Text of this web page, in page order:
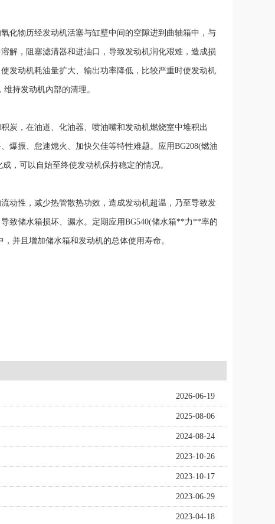
化物历经发动机活塞与缸壁中间的空隙进到曲轴箱中，与
解，阻塞滤清器和进油口，导致发动机润化艰难，造成损
发动机耗油量扩大、输出功率降低，比较严重时使发动机
持发动机內部的清理。
炭，在油道、化油器、喷油嘴和发动机燃烧室中堆积出
爆振、怠速熄火、加快欠佳等特性难题。应用BG208(燃油
，可以自始至终使发动机保持稳定的情况。
动性，减少热管散热功效，造成发动机超温，乃至导致发
致储水箱损坏、漏水。定期应用BG540(储水箱**力**率的
并且增加储水箱和发动机的总体使用寿命。
2026-06-19
2025-08-06
2024-08-24
2023-10-26
2023-10-17
2023-06-29
2023-04-18